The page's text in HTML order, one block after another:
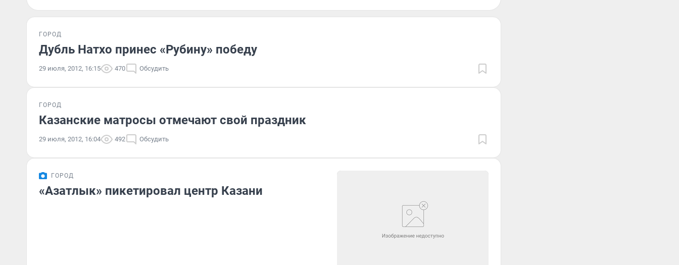
ГОРОД
Дубль Натхо принес «Рубину» победу
29 июля, 2012, 16:15 470 Обсудить
ГОРОД
Казанские матросы отмечают свой праздник
29 июля, 2012, 16:04 492 Обсудить
ГОРОД
«Азатлык» пикетировал центр Казани